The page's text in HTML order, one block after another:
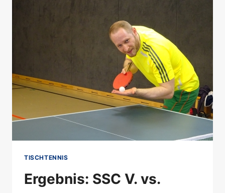
NADOLNY-
GEDÄCHTNIS-
TISCHTENNIS
Ergebnis: SSC V. vs.